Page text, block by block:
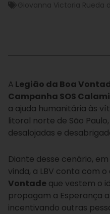
Giovanna Victoria Rueda
A Legião da Boa
Campanha SOS
a ajuda humanitária às
litoral norte de São
desalojadas e
Diante desse cenário,
vinda, a LBV conta com o
Vontade que vestem o
propagam a Esperança
incentivando outras